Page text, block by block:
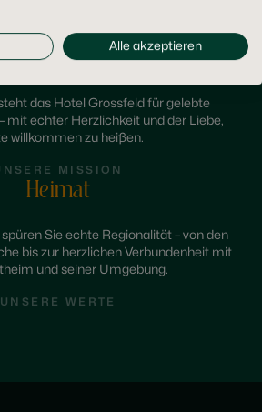
das Hotel Grossfeld für gelebte
mit echter Herzlichkeit und der Liebe,
willkommen zu heißen.
MISSION
Heimat
Sie echte Regionalität – von den
bis zur herzlichen Verbundenheit mit
und seiner Umgebung.
UNSERE WERTE
Alle akzeptieren